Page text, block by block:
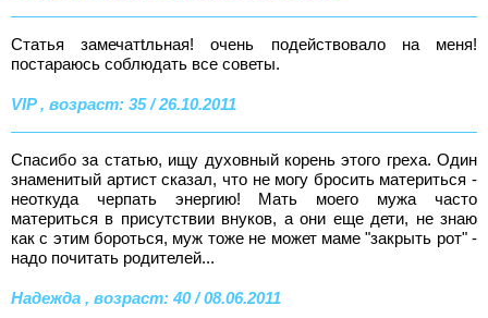
Cтатья замечатtльная! очень подействовало на меня!
постараюсь соблюдать все советы.
VIP , возраст: 35 / 26.10.2011
Спасибо за статью, ищу духовный корень этого греха. Один
знаменитый артист сказал, что не могу бросить материться -
неоткуда черпать энергию! Мать моего мужа часто
материться в присутствии внуков, а они еще дети, не знаю
как с этим бороться, муж тоже не может маме "закрыть рот" -
надо почитать родителей...
Надежда , возраст: 40 / 08.06.2011